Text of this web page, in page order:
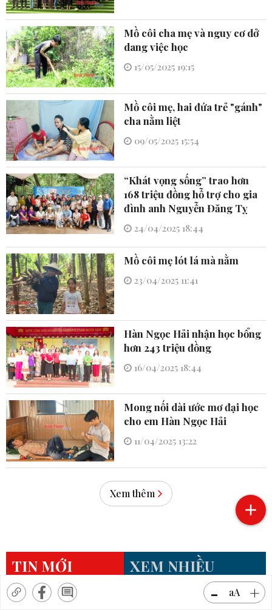
+
aA
-
Mồ côi cha mẹ và nguy cơ dở
dang việc học
15/05/2025 19:15
Mồ côi mẹ, hai đứa trẻ "gánh"
cha nằm liệt
09/05/2025 15:54
“Khát vọng sống” trao hơn
168 triệu đồng hỗ trợ cho gia
đình anh Nguyễn Đăng Tỵ
24/04/2025 18:44
Mồ côi mẹ lót lá mà nằm
23/04/2025 11:41
Hàn Ngọc Hải nhận học bổng
hơn 243 triệu đồng
16/04/2025 18:44
Mong nối dài ước mơ đại học
cho em Hàn Ngọc Hải
11/04/2025 13:22
Xem thêm
TIN MỚI XEM NHIỀU
14 thủ khoa vào 2 trường THPT chuyên tỉnh Bình